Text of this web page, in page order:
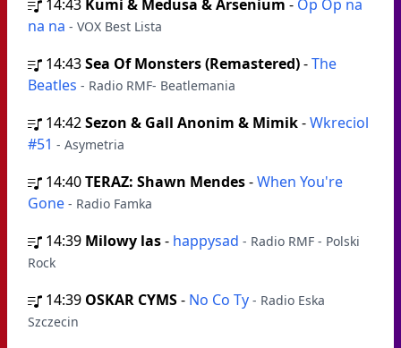
14:43 Kumi & Medusa & Arsenium - Op Op na
na na - VOX Best Lista
14:43Sea Of Monsters (Remastered)-The
Beatles - Radio RMF- Beatlemania
14:42Sezon & Gall Anonim & Mimik-Wkreciol
#51 - Asymetria
14:40TERAZ: Shawn Mendes-When You're
Gone - Radio Famka
14:39 Milowy las- happysad - Radio RMF - Polski
Rock
14:39 OSKAR CYMS- No Co Ty - Radio Eska
Szczecin